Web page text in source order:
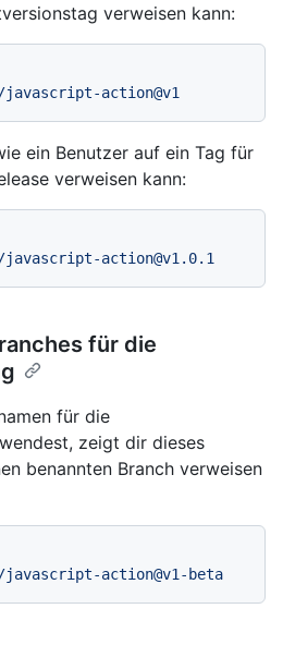
verweisen kann:
action@v1
ein Benutzer auf ein Tag für
verweisen kann:
action@v1.0.1
für die
für die
zeigt dir dieses
benannten Branch verweisen
action@v1-beta